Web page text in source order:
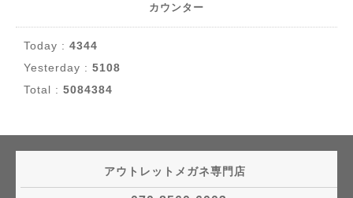
カウンター
Today : 4344
Yesterday : 5108
Total : 5084384
アウトレットメガネ専門店